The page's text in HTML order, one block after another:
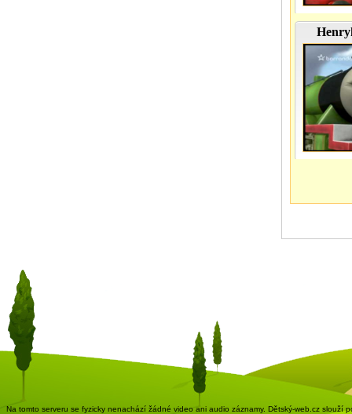
Na tomto serveru se fyzicky nenachází žádné video ani audio záznamy. Dětský-web.cz slouží